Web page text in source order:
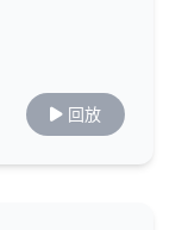
回放